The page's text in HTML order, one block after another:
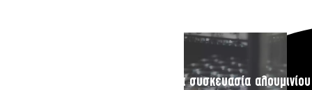
Η νέα συσκευασία αλουμινίου